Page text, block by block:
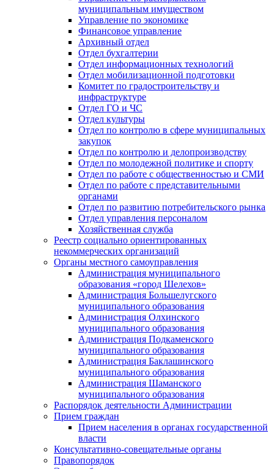
муниципальным имуществом
Управление по экономике
Финансовое управление
Архивный отдел
Отдел бухгалтерии
Отдел информационных технологий
Отдел мобилизационной подготовки
Комитет по градостроительству и
инфраструктуре
Отдел ГО и ЧС
Отдел культуры
Отдел по контролю в сфере муниципальных
закупок
Отдел по контролю и делопроизводству
Отдел по молодежной политике и спорту
Отдел по работе с общественностью и СМИ
Отдел по работе с представительными
органами
Отдел по развитию потребительского рынка
Отдел управления персоналом
Хозяйственная служба
Реестр социально ориентированных
некоммерческих организаций
Органы местного самоуправления
Администрация муниципального
образования «город Шелехов»
Администрация Большелугского
муниципального образования
Администрация Олхинского
муниципального образования
Администрация Подкаменского
муниципального образования
Администрация Баклашинского
муниципального образования
Администрация Шаманского
муниципального образования
Распорядок деятельности Администрации
Прием граждан
Прием населения в органах государственной
власти
Консультативно-совещательные органы
Правопорядок